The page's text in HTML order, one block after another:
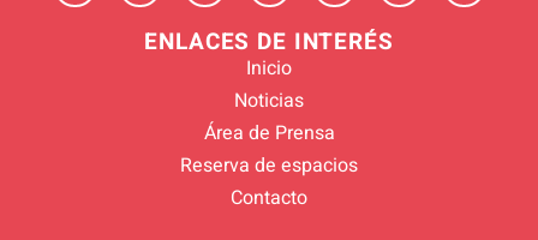
ENLACES DE INTERÉS
Inicio
Noticias
Área de Prensa
Reserva de espacios
Contacto